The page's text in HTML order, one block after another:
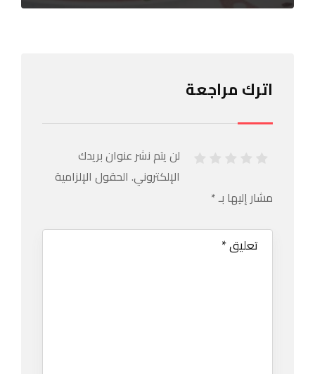
اترك مراجعة
لن يتم نشر عنوان بريدك
الإلكتروني. الحقول الإلزامية
مشار إليها بـ *